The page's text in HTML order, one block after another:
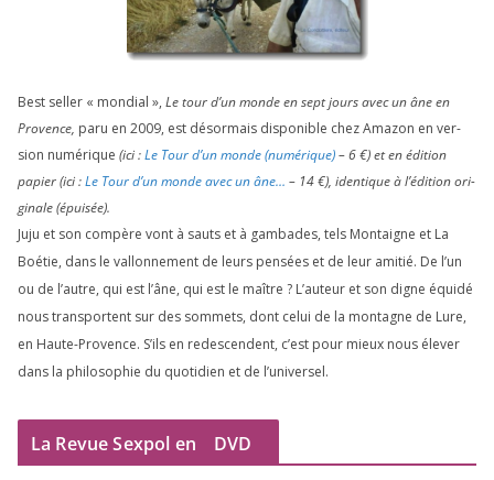
Best sel­ler « mon­dial », Le tour d’un monde en sept jours avec un âne en
Provence, paru en 2009, est désor­mais dis­po­nible chez Amazon en ver­
sion numé­rique (ici :Le Tour d’un monde (numé­rique)–6€) et en édi­tion
papier (ici :Le Tour d’un monde avec un âne… – 14€), iden­tique à l’é­di­tion ori­
gi­nale (épui­sée).
Juju et son com­père vont à sauts et à gam­bades, tels Montaigne et La
Boétie, dans le val­lon­ne­ment de leurs pen­sées et de leur ami­tié. De l’un
ou de l’autre, qui est l’âne, qui est le maître ? L’auteur et son digne équi­dé
nous trans­portent sur des som­mets, dont celui de la mon­tagne de Lure,
en Haute-Provence. S’ils en redes­cendent, c’est pour mieux nous éle­ver
dans la phi­lo­so­phie du quo­ti­dien et de l’universel.
La Revue Sexpol en DVD